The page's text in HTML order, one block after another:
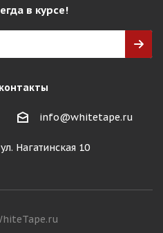
в курсе!
info@whitetape.ru
Нагатинская 10